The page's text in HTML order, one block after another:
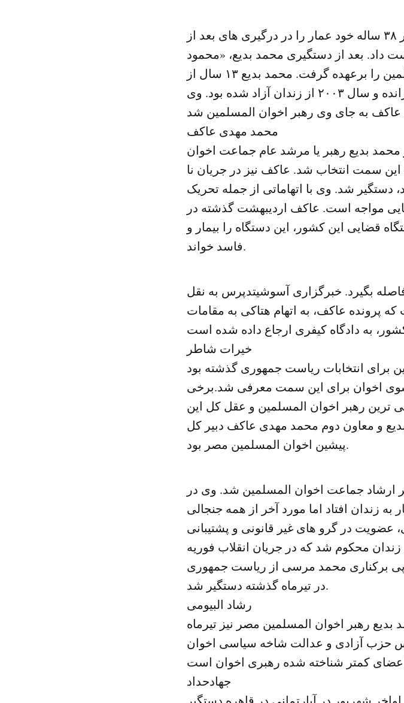
رهبر هفتاد ساله اخوان المسلمین مصر پسر ٣٨ ساله خود عمار را در درگیرى هاى بعد از
بعد از دستگیرى محمد بدیع، «محمود
عزت» به طور موقت رهبرى اخوان المسلمین را برعهده گرفت. محمد بدیع ١٣ سال از
عمر خود را در زندانهاى حکومت مصر گذرانده و سال ٢٠٠٣ از زندان آزاد شده بود. وى
محمد مهدى عاکف
ساله پیش از محمد بدیع رهبر یا مرشد عام جماعت اخوان
مصر بود. وى سال ٢٠٠۴ به این سمت انتخاب شد. عاکف نیز در جریان نا
شد. وى با اتهاماتى از جمله تحریک
مواجه است. عاکف اردیبهشت گذشته در
این کشور، این دستگاه را بیمار و
فاسد خواند.
بگیرد. خبرگزاری آسوشیتدپرس به نقل
پرونده عاکف، به اتهام هتاکی به مقامات
خیرات شاطر
براى انتخابات ریاست جمهورى گذشته بود
اخوان براى این سمت معرفى شد.برخى
ترین رهبر اخوان المسلمین و عقل کل این
و معاون دوم محمد مهدى عاکف دبیر کل
پیشین اخوان المسلمین مصر بود.
در دفتر ارشاد جماعت اخوان المسلمین شد. وى در
زندان افتاد اما مورد آخر از همه جنجالى
شویی، عضویت در گرو های غیر قانونی و پشتیبانی
های تروریستی، به ٧ سال زندان محکوم شد که در جریان انقلاب فوریه
پى برکنارى محمد مرسى از ریاست جمهورى
در تیرماه گذشته دستگیر شد.
رشاد البیومى
بدیع رهبر اخوان المسلمین مصر نیز تیرماه
حزب آزادى و عدالت شاخه سیاسى اخوان
جهادحداد